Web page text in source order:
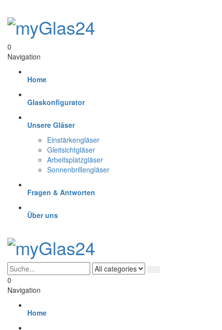
0
Navigation
Home
Glaskonfigurator
Unsere Gläser
Einstärkengläser
Gleitsichtgläser
Arbeitsplatzgläser
Sonnenbrillengläser
Fragen & Antworten
Über uns
0
Navigation
Home